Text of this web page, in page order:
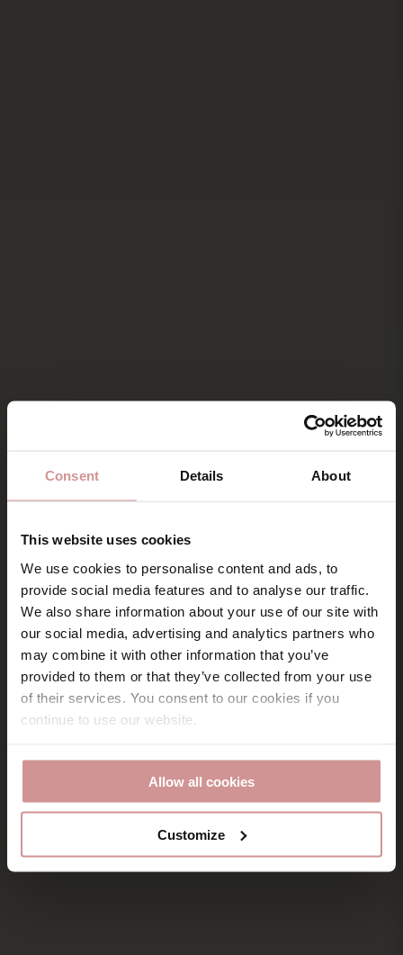
Consent Details About
This website uses cookies
We use cookies to personalise content and ads, to
provide social media features and to analyse our traffic.
We also share information about your use of our site with
our social media, advertising and analytics partners who
may combine it with other information that you’ve
provided to them or that they’ve collected from your use
of their services. You consent to our cookies if you
continue to use our website.
Allow all cookies
Customize